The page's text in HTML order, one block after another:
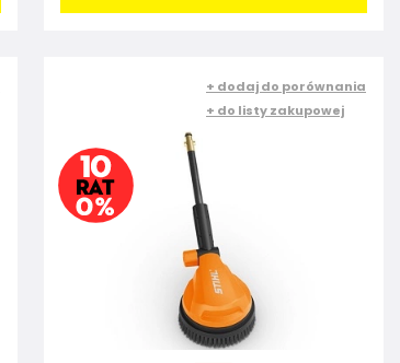
+ dodaj do porównania
+ do listy zakupowej